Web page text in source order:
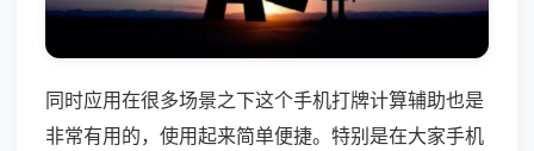
同时应用在很多场景之下这个手机打牌计算辅助也是
非常有用的，使用起来简单便捷。特别是在大家手机